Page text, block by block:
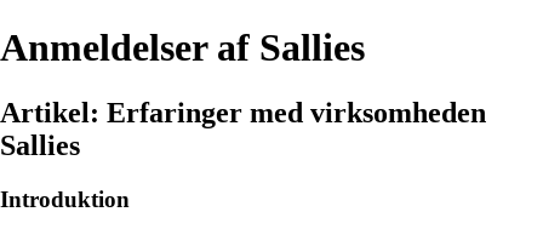
Anmeldelser af Sallies
Artikel: Erfaringer med virksomheden
Sallies
Introduktion